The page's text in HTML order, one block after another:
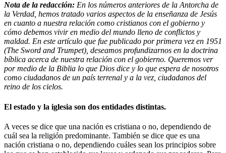
Nota de la redacción: En los números anteriores de la Antorcha de
la Verdad, hemos tratado varios aspectos de la enseñanza de Jesús
en cuanto a nuestra relación como cristianos con el gobierno y
cómo debemos vivir en medio del mundo lleno de conflictos y
maldad. En este artículo que fue publicado por primera vez en 1951
(The Sword and Trumpet), deseamos profundizarnos en la doctrina
bíblica acerca de nuestra relación con el gobierno. Queremos ver
por medio de la Biblia lo que Dios dice y lo que espera de nosotros
como ciudadanos de un país terrenal y a la vez, ciudadanos del
reino de los cielos.
El estado y la iglesia son dos entidades distintas.
A veces se dice que una nación es cristiana o no, dependiendo de
cuál sea la religión predominante. También se dice que es una
nación cristiana o no, dependiendo cuáles sean los principios sobre